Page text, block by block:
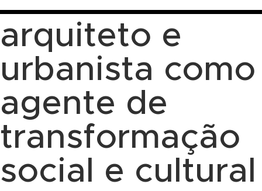
arquiteto e
urbanista como
agente de
transformação
social e cultural